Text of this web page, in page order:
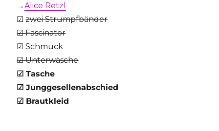
→Alice Retzl
☑zwei Strumpfbänder
☑ Fascinator
☑ Schmuck
☑ Unterwäsche
☑ Tasche
☑ Junggesellenabschied
☑ Brautkleid